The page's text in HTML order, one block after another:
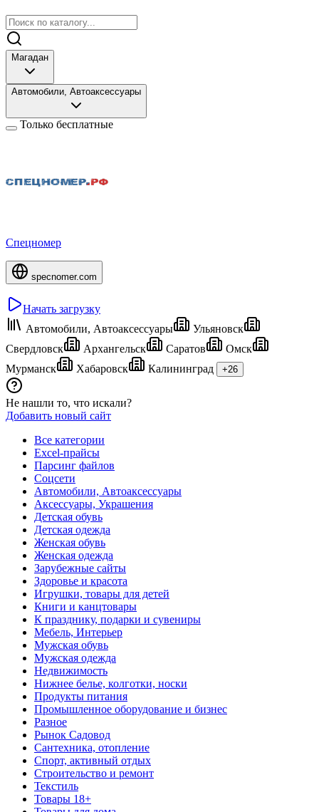
Магадан
Автомобили, Автоаксессуары
Только бесплатные
Спецномер
specnomer.com
Начать загрузку
Автомобили, Автоаксессуары
Ульяновск
Свердловск
Архангельск Саратов
Омск
Мурманск
Хабаровск Калининград +26
Не нашли то, что искали?
Добавить новый сайт
Все категории
Excel-прайсы
Парсинг файлов
Соцсети
Автомобили, Автоаксессуары
Аксессуары, Украшения
Детская обувь
Детская одежда
Женская обувь
Женская одежда
Зарубежные сайты
Здоровье и красота
Игрушки, товары для детей
Книги и канцтовары
К празднику, подарки и сувениры
Мебель, Интерьер
Мужская обувь
Мужская одежда
Недвижимость
Нижнее белье, колготки, носки
Продукты питания
Промышленное оборудование и бизнес
Разное
Рынок Садовод
Сантехника, отопление
Спорт, активный отдых
Строительство и ремонт
Текстиль
Товары 18+